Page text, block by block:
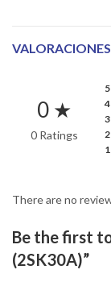
0 ★
0 Ratings
There are no
Be the first
(2SK30A)”